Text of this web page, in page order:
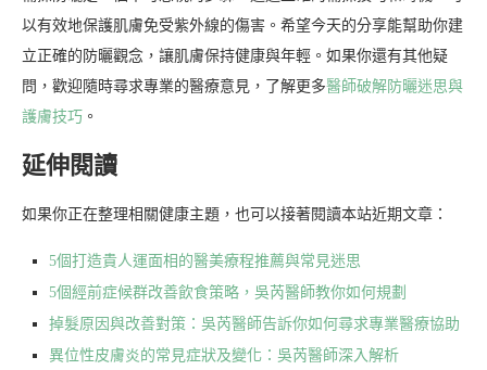
以有效地保護肌膚免受紫外線的傷害。希望今天的分享能幫助你建
立正確的防曬觀念，讓肌膚保持健康與年輕。如果你還有其他疑
問，歡迎隨時尋求專業的醫療意見，了解更多醫師破解防曬迷思與
護膚技巧 。
延伸閱讀
如果你正在整理相關健康主題，也可以接著閱讀本站近期文章：
5個打造貴人運面相的醫美療程推薦與常見迷思
5個經前症候群改善飲食策略，吳芮醫師教你如何規劃
掉髮原因與改善對策：吳芮醫師告訴你如何尋求專業醫療協助
異位性皮膚炎的常見症狀及變化：吳芮醫師深入解析